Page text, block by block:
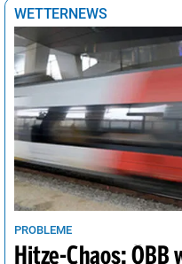
Tokio
Tunis
Vancouver
Wellington
Wien
WETTERNEWS
PROBLEME
Hitze-Chaos: ÖBB